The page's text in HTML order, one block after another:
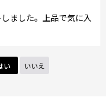
ました。上品で気に入
い いいえ